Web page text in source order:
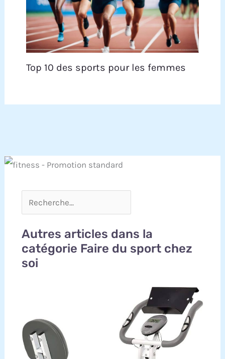
Top 10 des sports pour les femmes
Autres articles dans la
catégorie Faire du sport chez
soi